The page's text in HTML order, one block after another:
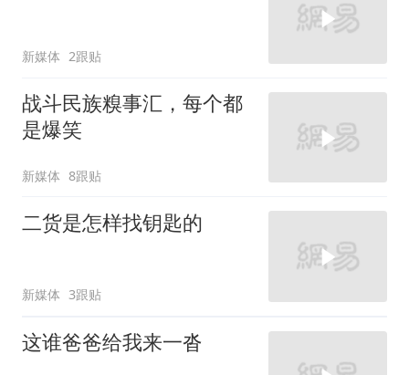
新媒体 2跟贴
战斗民族糗事汇，每个都
是爆笑
新媒体 8跟贴
二货是怎样找钥匙的
新媒体 3跟贴
这谁爸爸给我来一沓